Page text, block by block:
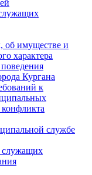
об имуществе и
характера
Кургана
к
службе
служащих